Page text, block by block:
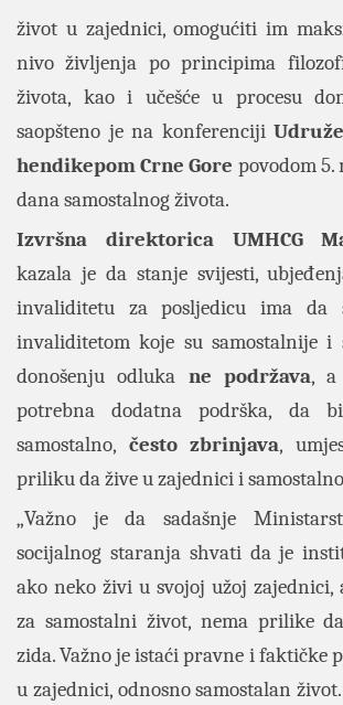
život u zajednici, omogućiti im
nivo življenja po principima
života, kao i učešće u procesu
saopšteno je na konferenciji
hendikepom Crne Gore povodom 5.
dana samostalnog života.
Izvršna direktorica UMHCG
kazala je da stanje svijesti,
invaliditetu za posljedicu ima da
invaliditetom koje su samostalnije i
donošenju odluka ne podržava, a
potrebna dodatna podrška, da
samostalno, često zbrinjava,
priliku da žive u zajednici i
„Važno je da sadašnje
socijalnog staranja shvati da je
ako neko živi u svojoj užoj
za samostalni život, nema prilike
zida. Važno je istaći pravne i faktičke
u zajednici, odnosno samostalan